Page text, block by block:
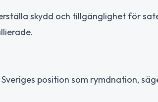
skydd och tillgänglighet för
position som rymdnation,